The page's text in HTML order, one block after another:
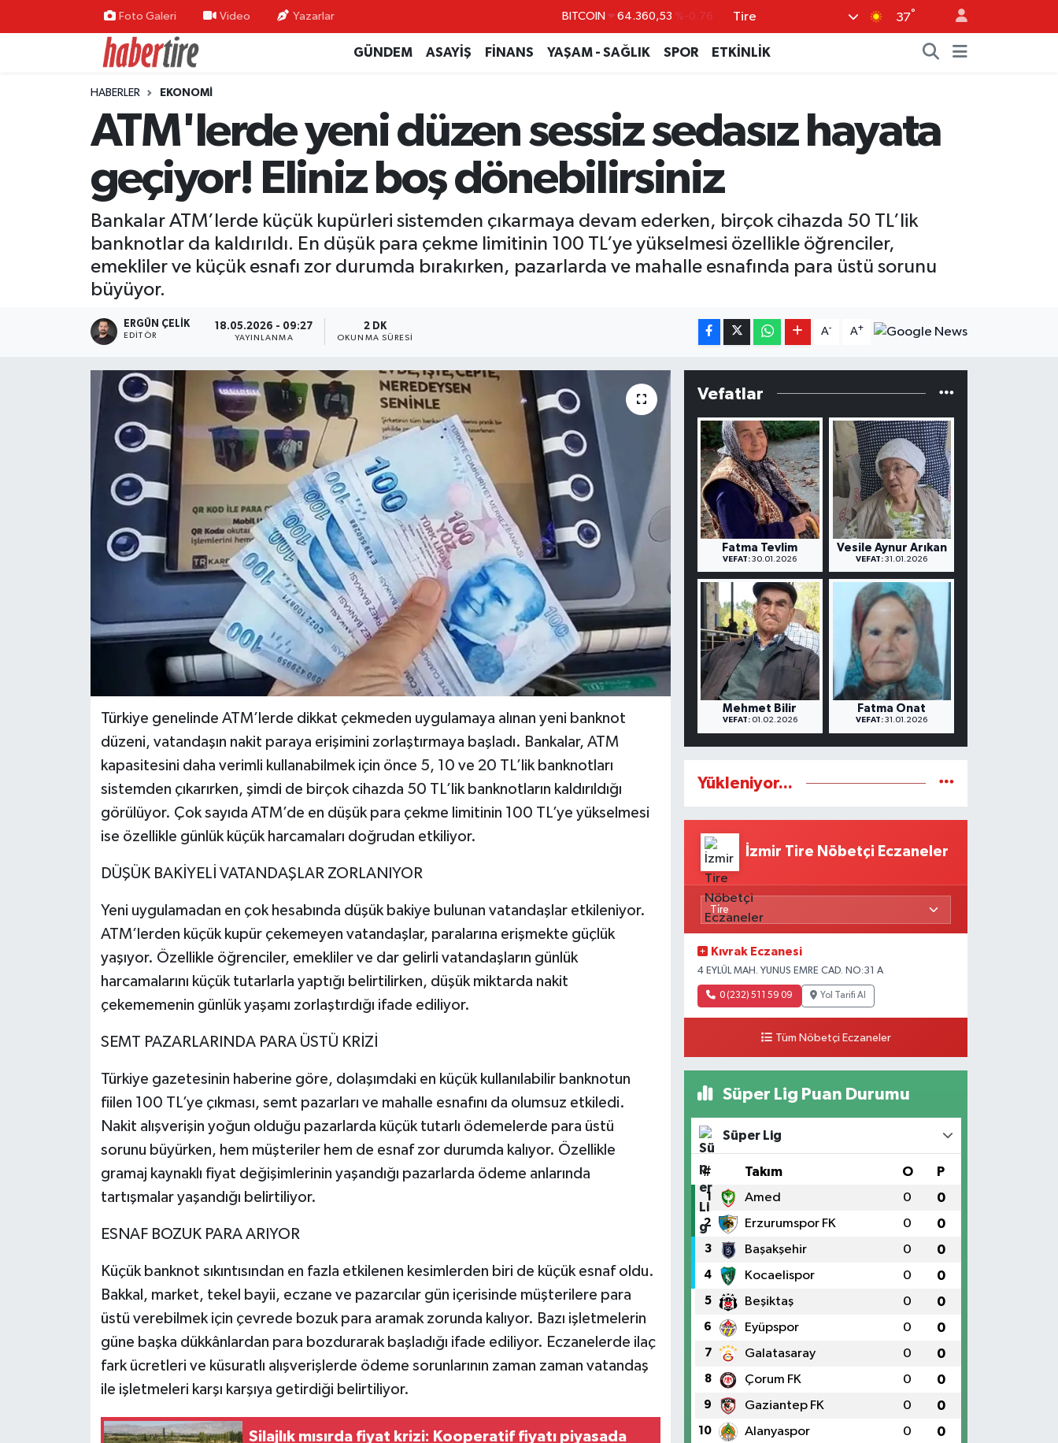
Foto Galeri Video Yazarlar DOLAR 47,7069 %0.17
EURO 55,0265 %0.01
BİST100 13.887 %64
Tire 37°
GÜNDEM ASAYİŞ FİNANS YAŞAM - SAĞLIK SPOR ETKİNLİK
HABERLER EKONOMİ
ATM'lerde yeni düzen sessiz sedasız hayata
geçiyor! Eliniz boş dönebilirsiniz
Bankalar ATM’lerde küçük kupürleri sistemden çıkarmaya devam ederken, birçok cihazda 50 TL’lik
banknotlar da kaldırıldı. En düşük para çekme limitinin 100 TL’ye yükselmesi özellikle öğrenciler,
emekliler ve küçük esnafı zor durumda bırakırken, pazarlarda ve mahalle esnafında para üstü sorunu
büyüyor.
ERGÜN ÇELIK
EDITÖR
18.05.2026 - 09:27
YAYINLANMA
2 DK
OKUNMA SÜRESI
A- A+
Türkiye genelinde ATM’lerde dikkat çekmeden uygulamaya alınan yeni banknot
düzeni, vatandaşın nakit paraya erişimini zorlaştırmaya başladı. Bankalar, ATM
kapasitesini daha verimli kullanabilmek için önce 5, 10 ve 20 TL’lik banknotları
sistemden çıkarırken, şimdi de birçok cihazda 50 TL’lik banknotların kaldırıldığı
görülüyor. Çok sayıda ATM’de en düşük para çekme limitinin 100 TL’ye yükselmesi
ise özellikle günlük küçük harcamaları doğrudan etkiliyor.
DÜŞÜK BAKİYELİ VATANDAŞLAR ZORLANIYOR
Yeni uygulamadan en çok hesabında düşük bakiye bulunan vatandaşlar etkileniyor.
ATM’lerden küçük kupür çekemeyen vatandaşlar, paralarına erişmekte güçlük
yaşıyor. Özellikle öğrenciler, emekliler ve dar gelirli vatandaşların günlük
harcamalarını küçük tutarlarla yaptığı belirtilirken, düşük miktarda nakit
çekememenin günlük yaşamı zorlaştırdığı ifade ediliyor.
SEMT PAZARLARINDA PARA ÜSTÜ KRİZİ
Türkiye gazetesinin haberine göre, dolaşımdaki en küçük kullanılabilir banknotun
fiilen 100 TL’ye çıkması, semt pazarları ve mahalle esnafını da olumsuz etkiledi.
Nakit alışverişin yoğun olduğu pazarlarda küçük tutarlı ödemelerde para üstü
sorunu büyürken, hem müşteriler hem de esnaf zor durumda kalıyor. Özellikle
gramaj kaynaklı fiyat değişimlerinin yaşandığı pazarlarda ödeme anlarında
tartışmalar yaşandığı belirtiliyor.
ESNAF BOZUK PARA ARIYOR
Küçük banknot sıkıntısından en fazla etkilenen kesimlerden biri de küçük esnaf oldu.
Bakkal, market, tekel bayii, eczane ve pazarcılar gün içerisinde müşterilere para
üstü verebilmek için çevrede bozuk para aramak zorunda kalıyor. Bazı işletmelerin
güne başka dükkânlardan para bozdurarak başladığı ifade ediliyor. Eczanelerde ilaç
fark ücretleri ve küsuratlı alışverişlerde ödeme sorunlarının zaman zaman vatandaş
ile işletmeleri karşı karşıya getirdiği belirtiliyor.
Silajlık mısırda fiyat krizi: Kooperatif fiyatı piyasada
Vefatlar
Fatma Tevlim
VEFAT: 30.01.2026
Vesile Aynur Arıkan
VEFAT: 31.01.2026
Mehmet Bilir
VEFAT:01.02.2026
Fatma Onat
VEFAT: 31.01.2026
Yükleniyor...
İzmir Tire Nöbetçi Eczaneler
Kıvrak Eczanesi
4 EYLÜL MAH. YUNUS EMRE CAD. NO:31 A
0 (232) 511 59 09 Yol Tarifi Al
Tüm Nöbetçi Eczaneler
Süper Lig Puan Durumu
Süper Lig
# Takım O P
1 Amed 0 0
2 Erzurumspor FK 0 0
3 Başakşehir 0 0
4 Kocaelispor 0 0
5 Beşiktaş 0 0
6 Eyüpspor 0 0
7 Galatasaray 0 0
8 Çorum FK 0 0
9 Gaziantep FK 0 0
10 Alanyaspor 0 0
Tire Nöbetçi Eczaneler
Tire Hava Durumu
Tire Trafik Yoğunluk Haritası
Süper Lig Puan Durumu ve Fikstür
Tüm Manşetler
Son Dakika Haberleri
Haber Arşivi